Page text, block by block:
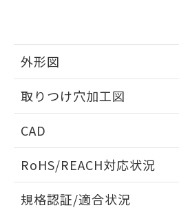
外形図
取りつけ穴加工図
CAD
ドすることができます。
RoHS/REACH対応状況
規格認証/適合状況
欄に対応日を記載しており
既に当社にて対応品への
り、2022年1月12日より割
す。